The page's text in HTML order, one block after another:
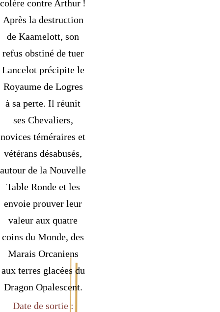
colère contre Arthur !
Après la destruction
de Kaamelott, son
refus obstiné de tuer
Lancelot précipite le
Royaume de Logres
à sa perte. Il réunit
ses Chevaliers,
novices téméraires et
vétérans désabusés,
autour de la Nouvelle
Table Ronde et les
envoie prouver leur
valeur aux quatre
coins du Monde, des
Marais Orcaniens
aux terres glacées du
Dragon Opalescent.
Date de sortie :